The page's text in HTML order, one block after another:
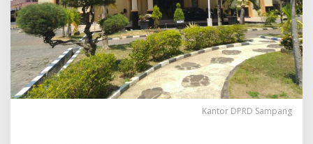
Kantor DPRD Sampang